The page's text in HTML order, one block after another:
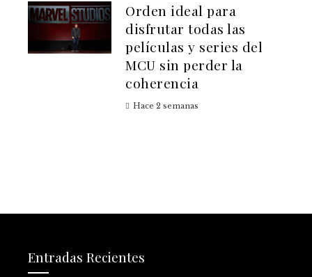
Orden ideal para
disfrutar todas las
películas y series del
MCU sin perder la
coherencia
Hace 2 semanas
Entradas Recientes